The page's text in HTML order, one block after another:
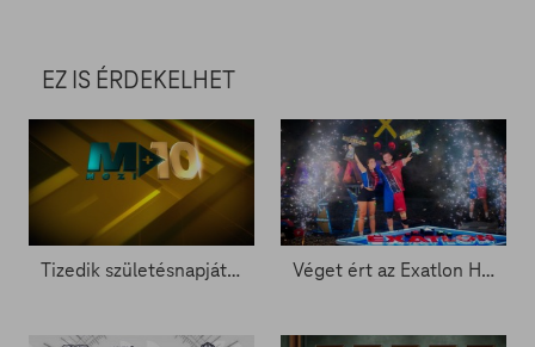
EZ IS ÉRDEKELHET
Tizedik születésnapját ünnepli a Mozi+ Véget ért az Exatlon Hungary – Ők emelhették magasba a trófeát